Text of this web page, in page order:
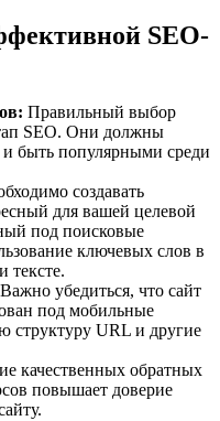
SEO-
Правильный выбор
SEO. Они должны
и быть популярными среди
создавать
для вашей целевой
под поисковые
ключевых слов в
тексте.
Важно убедиться, что сайт
под мобильные
структуру URL и другие
качественных обратных
повышает доверие